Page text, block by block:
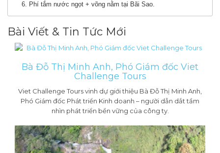
Phí tắm nước ngọt + võng nằm tại Bãi Sao.
Bài Viết & Tin Tức Mới
Bà Đỗ Thị Minh Anh, Phó Giám đốc Viet
Challenge Tours
Viet Challenge Tours vinh dự giới thiệu Bà Đỗ Thị Minh Anh,
Phó Giám đốc Phát triển Kinh doanh – người dẫn dắt tầm
nhìn phát triển bền vững của công ty.